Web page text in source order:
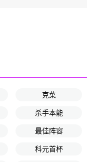
克菜
杀手本能
最佳阵容
科元首杯